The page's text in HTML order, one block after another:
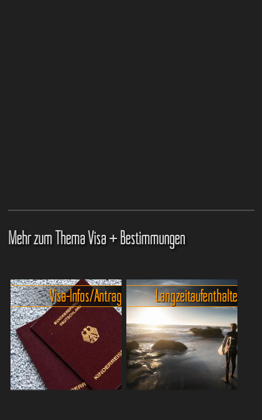
Mehr zum Thema Visa + Bestimmungen
Visa-Infos/Antrag Langzeitaufenthalte